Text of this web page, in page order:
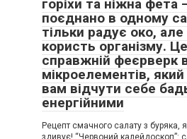
горіхи та ніжна фета
поєднано в одному
тільки радує око,
користь організму.
справжній феєрверк
мікроелементів,
вам відчути себе
енергійними
Рецепт смачного салату з буряка,
здивує! “Червоний калейдоскоп”: